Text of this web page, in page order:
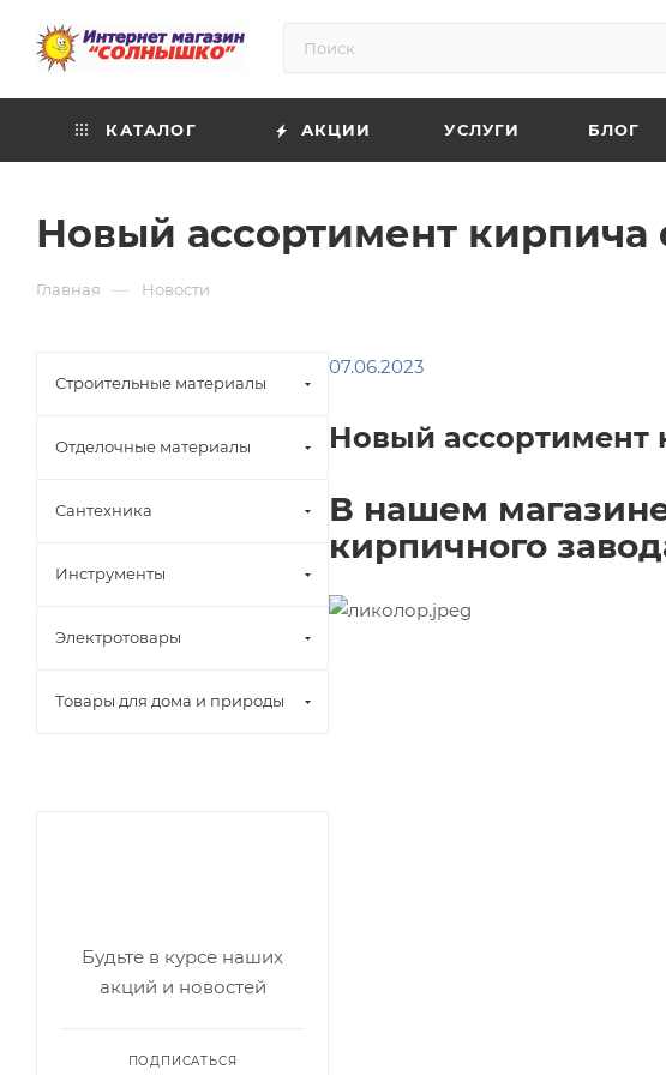
КАТАЛОГ АКЦИИ УСЛУГИ БЛОГ
Новый ассортимент кирпича
Главная — Новости
07.06.2023
Новый ассортимент
В нашем
кирпичного
Строительные материалы
Отделочные материалы
Сантехника
Инструменты
Электротовары
Товары для дома и природы
Будьте в курсе наших
акций и новостей
ПОДПИСАТЬСЯ